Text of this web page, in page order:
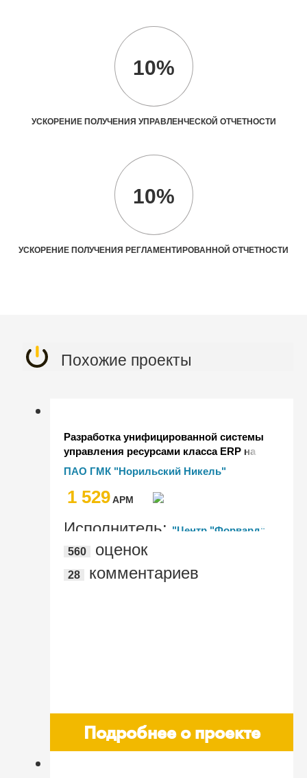
10%
УСКОРЕНИЕ ПОЛУЧЕНИЯ УПРАВЛЕНЧЕСКОЙ ОТЧЕТНОСТИ
10%
УСКОРЕНИЕ ПОЛУЧЕНИЯ РЕГЛАМЕНТИРОВАННОЙ ОТЧЕТНОСТИ
Похожие проекты
Разработка унифицированной системы
управления ресурсами класса ERP на
базе 1С:УПП для создания ОЦО ПАО
ГМК "Норильский Никель" (для
пилотных предприятий)
ПАО ГМК "Норильский Никель"
1 529AРМ
Исполнитель: "Центр "Форвард"
560
оценок
28 комментариев
Подробнее о проекте